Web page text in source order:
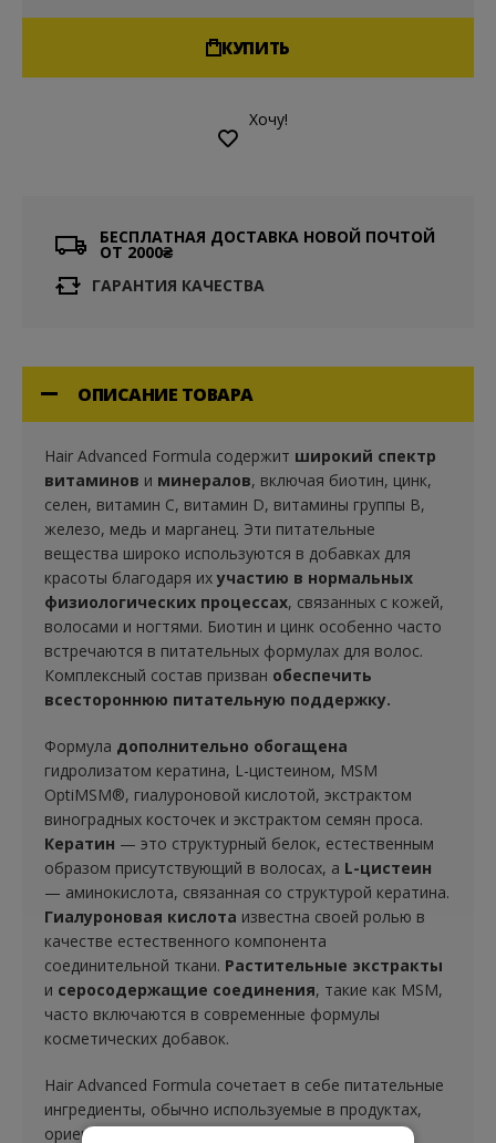
КУПИТЬ
Хочу!
БЕСПЛАТНАЯ ДОСТАВКА НОВОЙ ПОЧТОЙ
ОТ 2000₴
ГАРАНТИЯ КАЧЕСТВА
ОПИСАНИЕ ТОВАРА
Hair Advanced Formula содержит широкий спектр
витаминов и минералов, включая биотин, цинк,
селен, витамин С, витамин D, витамины группы В,
железо, медь и марганец. Эти питательные
вещества широко используются в добавках для
красоты благодаря ихучастию в нормальных
физиологических процессах, связанных с кожей,
волосами и ногтями. Биотин и цинк особенно часто
встречаются в питательных формулах для волос.
Комплексный состав призван обеспечить
всестороннюю питательную поддержку.
Формула дополнительно обогащена
гидролизатом кератина, L-цистеином, MSM
OptiMSM®, гиалуроновой кислотой, экстрактом
виноградных косточек и экстрактом семян проса.
Кератин — это структурный белок, естественным
образом присутствующий в волосах, а L-цистеин
— аминокислота, связанная со структурой кератина.
Гиалуроновая кислота известна своей ролью в
качестве естественного компонента
соединительной ткани. Растительные экстракты
и серосодержащие соединения, такие как MSM,
часто включаются в современные формулы
косметических добавок.
Hair Advanced Formula сочетает в себе питательные
ингредиенты, обычно используемые в продуктах,
ориентированных на красоту и структурную